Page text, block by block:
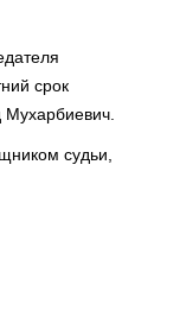
срок
судьи,